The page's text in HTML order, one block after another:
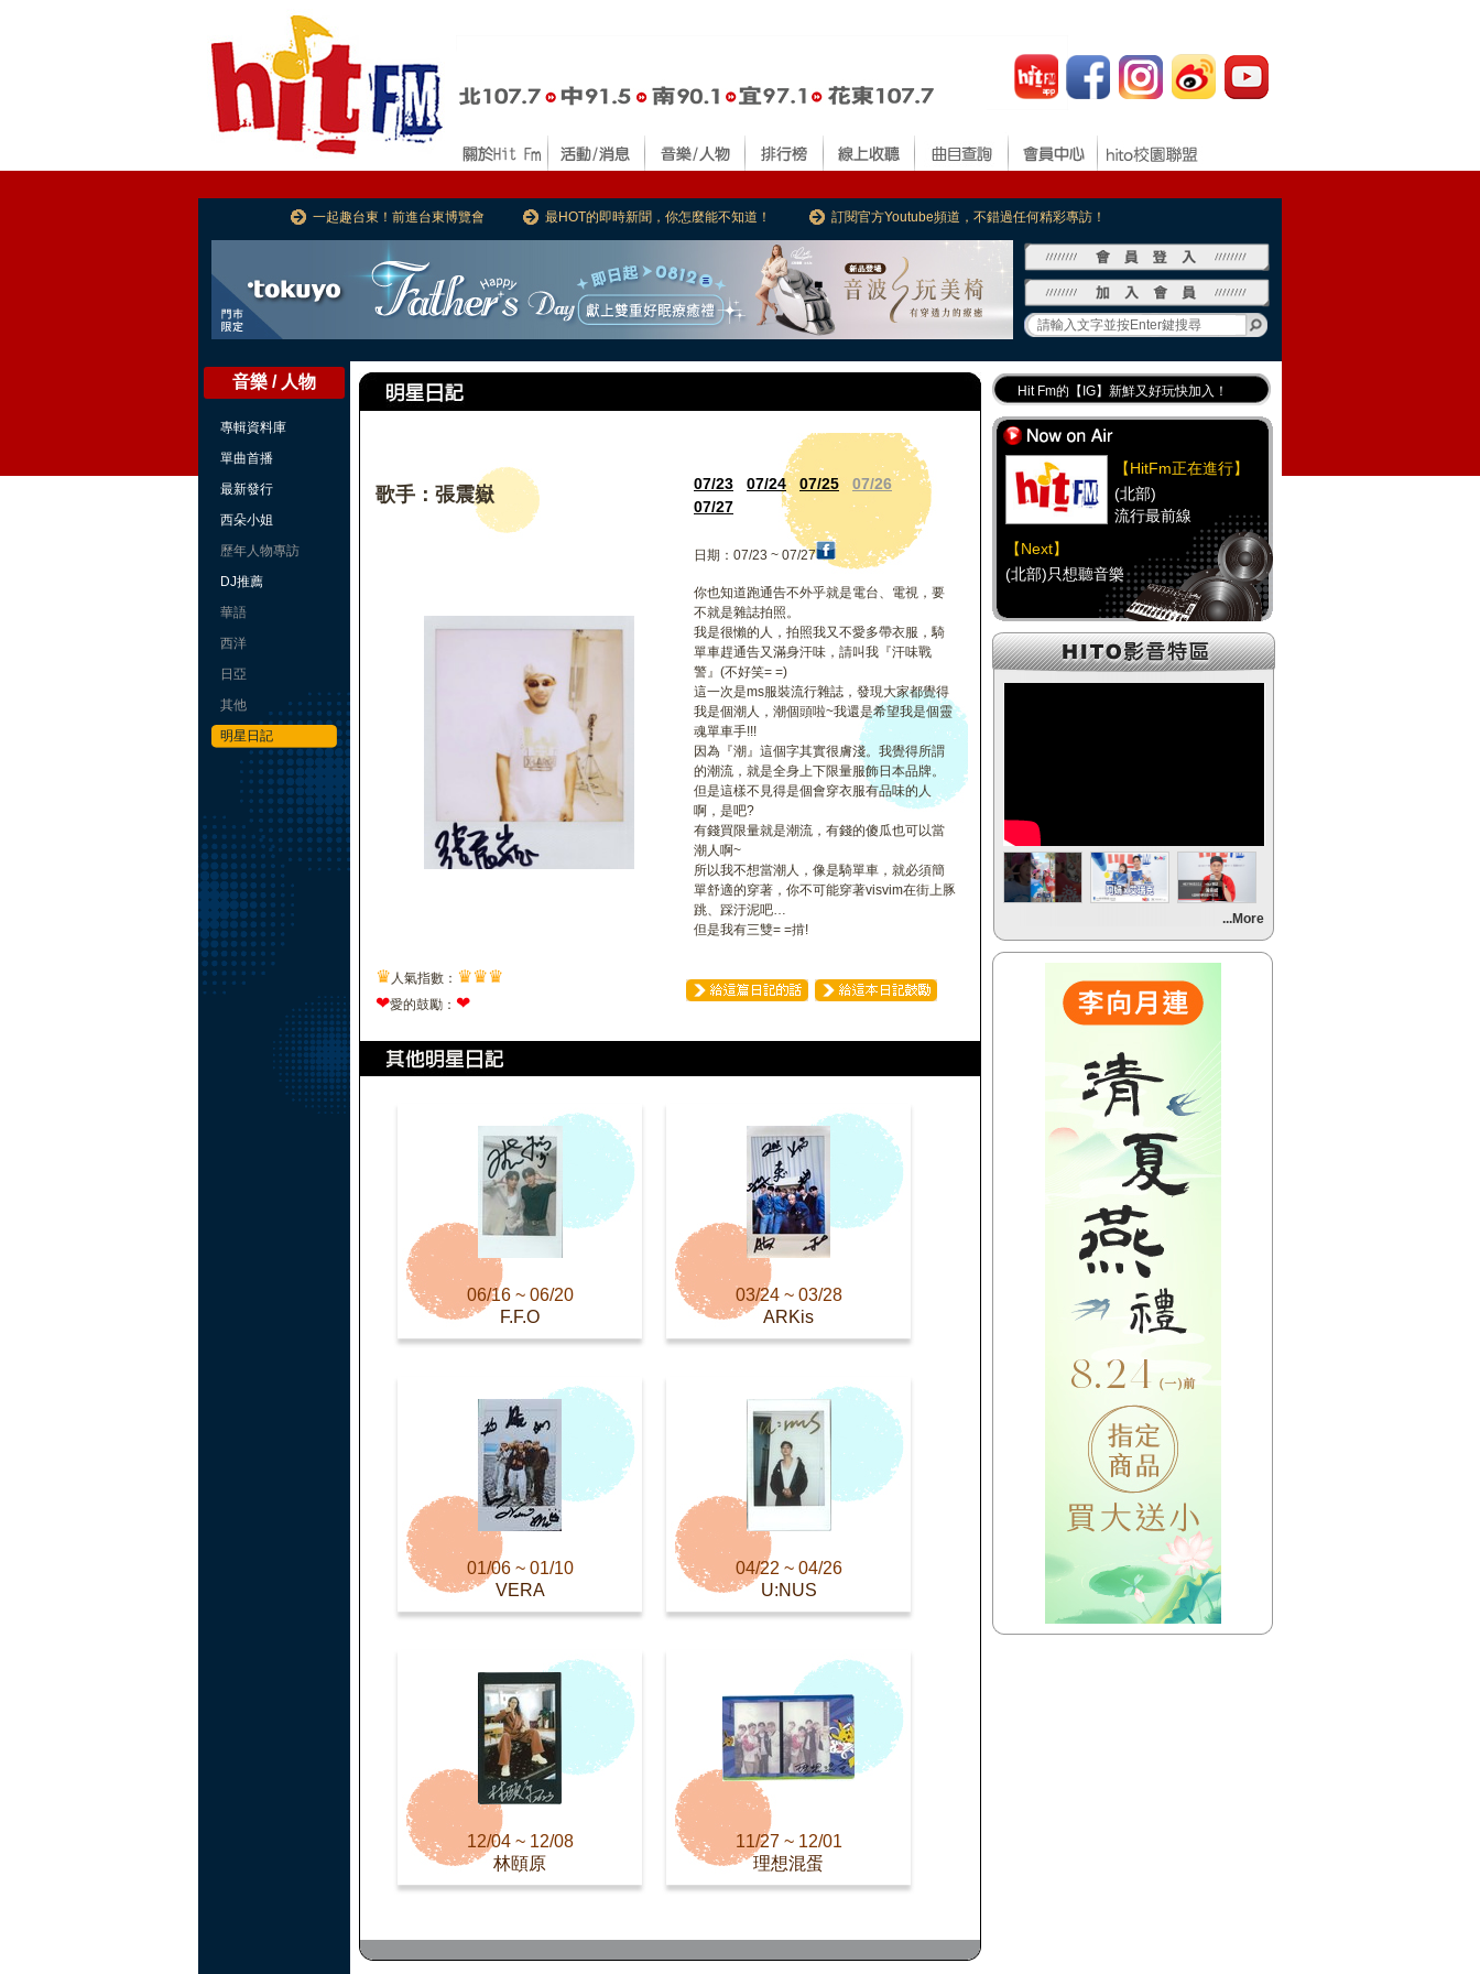
一起趣台東！前進台東博覽會 最HOT的即時新聞，你怎麼能不知道！ 訂閱官方Youtube頻道，不錯過任何精彩專訪！
音樂 / 人物
專輯資料庫
單曲首播
最新發行
西朵小姐
歷年人物專訪
DJ推薦
華語
西洋
日亞
其他
明星日記
歌手：張震嶽 07/23 07/24 07/25
07/26
07/27
日期：07/23 ~ 07/27
你也知道跑通告不外乎就是電台、電視，要
不就是雜誌拍照。
我是很懶的人，拍照我又不愛多帶衣服，騎
單車趕通告又滿身汗味，請叫我『汗味戰
警』(不好笑= =)
這一次是ms服裝流行雜誌，發現大家都覺得
我是個潮人，潮個頭啦~我還是希望我是個靈
魂單車手!!!
因為『潮』這個字其實很膚淺。我覺得所謂
的潮流，就是全身上下限量服飾日本品牌。
但是這樣不見得是個會穿衣服有品味的人
啊，是吧?
有錢買限量就是潮流，有錢的傻瓜也可以當
潮人啊~
所以我不想當潮人，像是騎單車，就必須簡
單舒適的穿著，你不可能穿著visvim在街上豚
跳、踩汙泥吧…
但是我有三雙= =掯!
♛ 人氣指數： ♛♛♛
❤愛的鼓勵： ❤
06/16 ~ 06/20
F.F.O
03/24 ~ 03/28
ARKis
01/06 ~ 01/10
VERA
04/22 ~ 04/26
U:NUS
12/04 ~ 12/08
林頤原
11/27 ~ 12/01
理想混蛋
Hit Fm的【IG】新鮮又好玩快加入！
Hit Fm【FB臉書粉絲團】等你加入！
最專業《DJ推薦》好音樂千萬別錯過！
好康報報 最新優惠訊息都在這！
【HitFm正在進行】
(北部)
流行最前線
【Next】
(北部)只想聽音樂
【HitFm正在進行】
(中部)
(南部)
流行最前線
【Next】
【HitFm正在進行】
(宜蘭)
(宜蘭)GOOD MORNING YI-LAN
【HitFm正在進行】
流行最精選
(花東)早安東台灣
...More